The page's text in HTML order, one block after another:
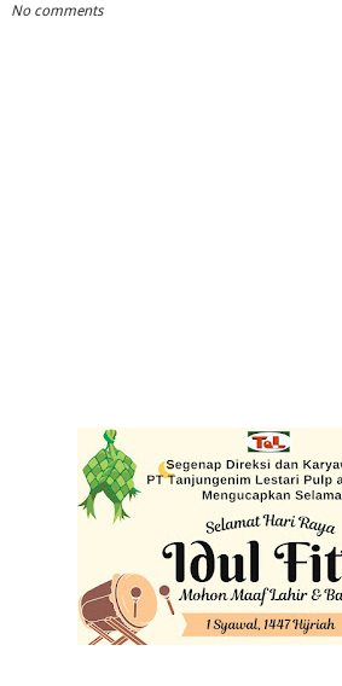
No comments